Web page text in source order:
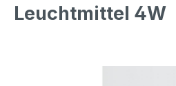
Leuchtmittel 4W